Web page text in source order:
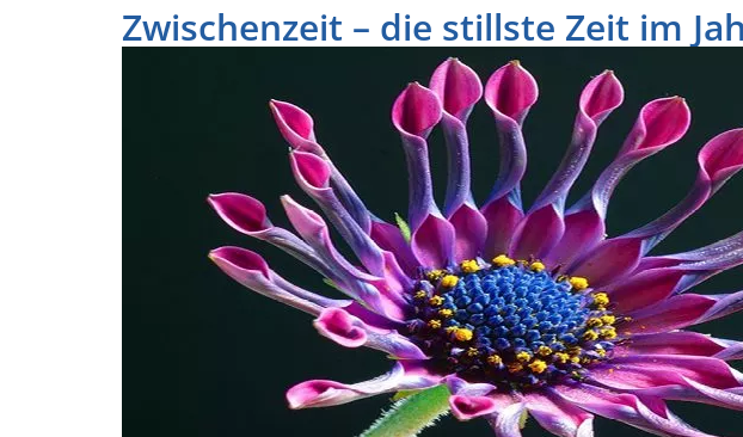
Zwischenzeit – die stillste Zeit im